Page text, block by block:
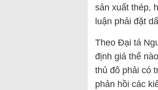
sản xuất thép,
luận phải đặt
Theo Đại tá
định giá thế
thủ đô phải có
phản hồi các